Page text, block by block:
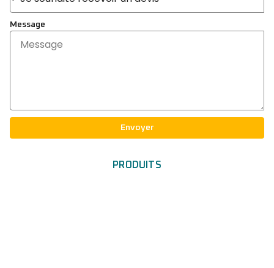
Message
Envoyer
PRODUITS